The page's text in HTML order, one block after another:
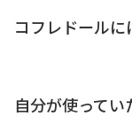
コフレドールに
自分が使って